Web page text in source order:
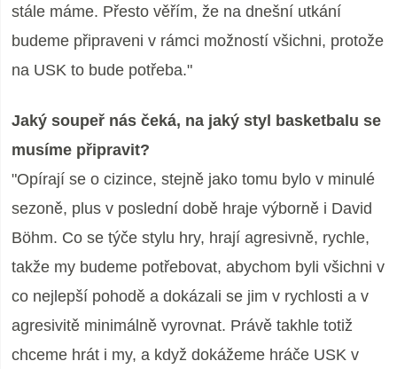
stále máme. Přesto věřím, že na dnešní utkání
budeme připraveni v rámci možností všichni, protože
na USK to bude potřeba."
Jaký soupeř nás čeká, na jaký styl basketbalu se
musíme připravit?
"Opírají se o cizince, stejně jako tomu bylo v minulé
sezoně, plus v poslední době hraje výborně i David
Böhm. Co se týče stylu hry, hrají agresivně, rychle,
takže my budeme potřebovat, abychom byli všichni v
co nejlepší pohodě a dokázali se jim v rychlosti a v
agresivitě minimálně vyrovnat. Právě takhle totiž
chceme hrát i my, a když dokážeme hráče USK v